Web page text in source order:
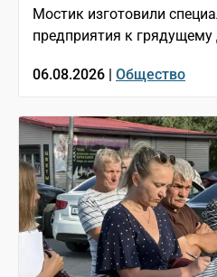
Мостик изготовили
предприятия к
06.08.2026 | Общество